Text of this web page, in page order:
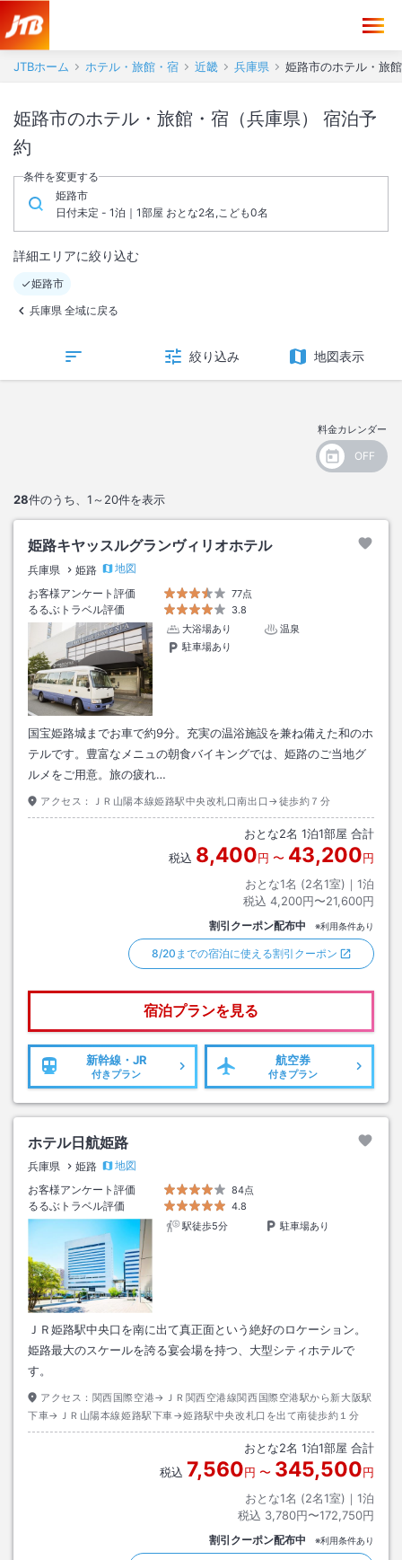
JTBホーム ホテル・旅館・宿 近畿 兵庫県 姫路市のホテル・旅
姫路市のホテル・旅館・宿（兵庫県） 宿泊予
約
条件を変更する
姫路市
日付未定 - 1泊｜1部屋 おとな2名,こども0名
詳細エリアに絞り込む
姫路市
兵庫県 全域に戻る
絞り込み 地図表示
料金カレンダー
28件のうち、 1～20件を表示
姫路キヤッスルグランヴィリオホテル
兵庫県 姫路
地図
お客様アンケート評価
77点
るるぶトラベル評価
3.8
大浴場あり
温泉
駐車場あり
国宝姫路城までお車で約9分。充実の温浴施設を兼ね備えた和のホ
テルです。豊富なメニュの朝食バイキングでは、姫路のご当地グ
ルメをご用意。旅の疲れ…
アクセス： ＪＲ山陽本線姫路駅中央改札口南出口→徒歩約７分
おとな2名 1泊1部屋 合計
税込 8,400円 〜 43,200円
おとな1名 (2名1室)｜ 1泊
税込 4,200円〜21,600円
割引クーポン配布中 ※利用条件あり
8/20までの宿泊に使える割引クーポン
宿泊プランを見る
新幹線・JR
付きプラン
航空券
付きプラン
ホテル日航姫路
兵庫県 姫路
地図
お客様アンケート評価
84点
るるぶトラベル評価
4.8
駅徒歩5分
駐車場あり
ＪＲ姫路駅中央口を南に出て真正面という絶好のロケーション。
姫路最大のスケールを誇る宴会場を持つ、大型シティホテルで
す。
アクセス： 関西国際空港→ＪＲ関西空港線関西国際空港駅から新大阪駅
下車→ＪＲ山陽本線姫路駅下車→姫路駅中央改札口を出て南徒歩約１分
おとな2名 1泊1部屋 合計
税込 7,560円 〜 345,500円
おとな1名 (2名1室)｜ 1泊
税込 3,780円〜172,750円
割引クーポン配布中 ※利用条件あり